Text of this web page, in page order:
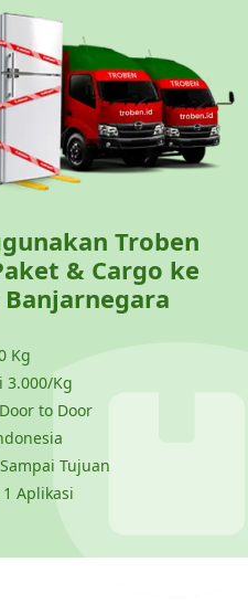
Troben
& Cargo ke
Kg
3.000/Kg
to Door
Tujuan
Aplikasi